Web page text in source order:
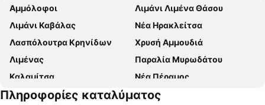
Αμμόλοφοι
Λιμάνι Λιμένα Θάσου
Λιμάνι Καβάλας
Nέα Ηρακλείτσα
Λασπόλουτρα Κρηνίδων
Χρυσή Αμμουδιά
Λιμένας
Παραλία Μυρωδάτου
Καλαμίτσα
Νέα Πέραμος
Δασύλλιο Πρίνου
Λιμάνι Όρμος Πρίνου
Πληροφορίες καταλύματος